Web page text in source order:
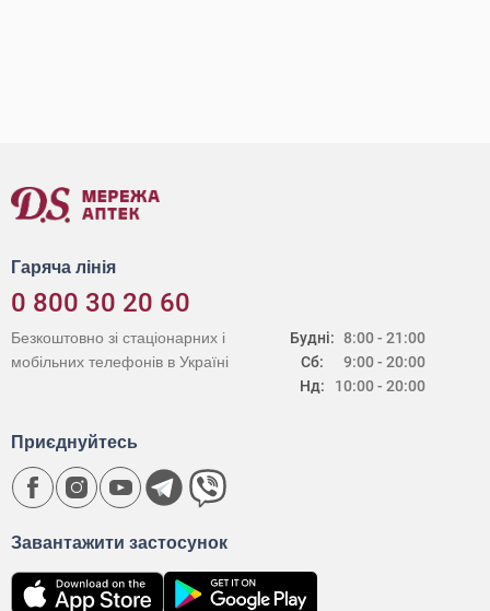
Гаряча лінія
0 800 30 20 60
Будні:
Сб:
Нд:
8:00 - 21:00
9:00 - 20:00
10:00 - 20:00
Безкоштовно зі стаціонарних і
мобільних телефонів в Україні
Завантажити застосунок
Приєднуйтесь